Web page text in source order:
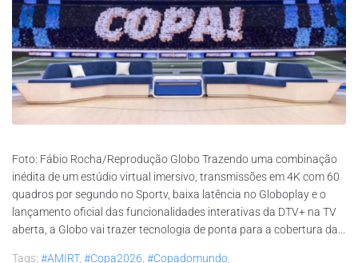
Foto: Fábio Rocha/Reprodução Globo Trazendo uma combinação
inédita de um estúdio virtual imersivo, transmissões em 4K com 60
quadros por segundo no Sportv, baixa latência no Globoplay e o
lançamento oficial das funcionalidades interativas da DTV+ na TV
aberta, a Globo vai trazer tecnologia de ponta para a cobertura da...
Tags: #AMIRT, #copa2026 #copadomundo